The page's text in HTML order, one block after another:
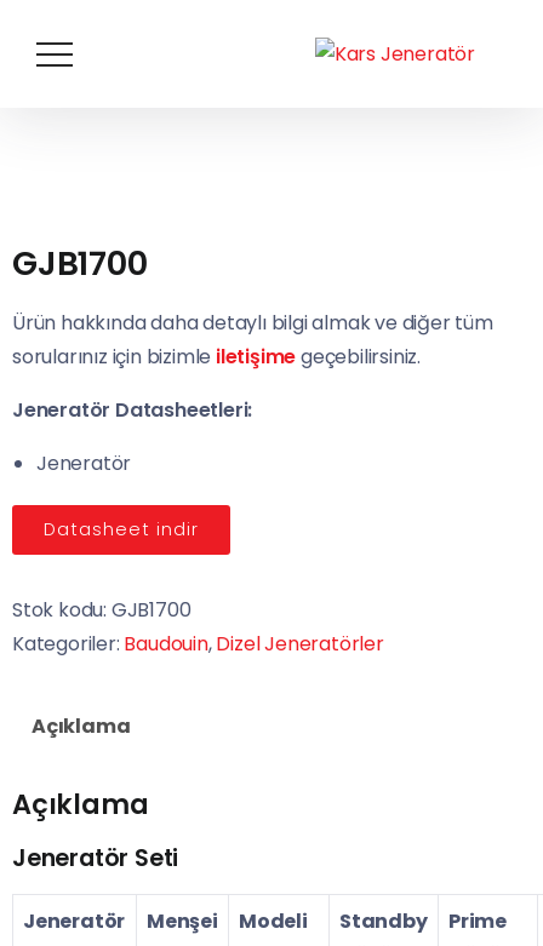
GJB1700
Ürün hakkında daha detaylı bilgi almak ve diğer tüm
sorularınız için bizimle iletişimegeçebilirsiniz.
Jeneratör Datasheetleri:
Jeneratör
Datasheet indir
Stok kodu: GJB1700
Kategoriler: Baudouin,Dizel Jeneratörler
Açıklama
Açıklama
Jeneratör Seti
Jeneratör
Menşei Modeli
Standby
Prime